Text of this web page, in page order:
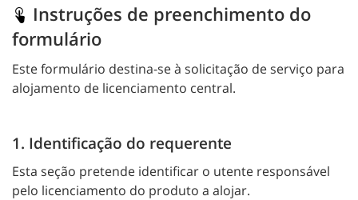
Instruções de preenchimento do
formulário
Este formulário destina-se à solicitação de serviço para
alojamento de licenciamento central.
1. Identificação do requerente
Esta seção pretende identificar o utente responsável
pelo licenciamento do produto a alojar.